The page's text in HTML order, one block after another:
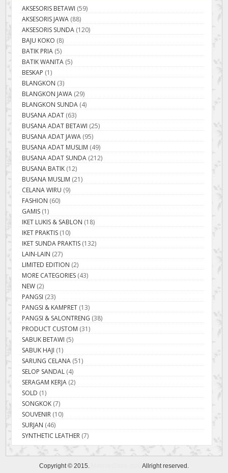
AKSESORIS BETAWI (59)
AKSESORIS JAWA (88)
AKSESORIS SUNDA (120)
BAJU KOKO (8)
BATIK PRIA (5)
BATIK WANITA (5)
BESKAP (1)
BLANGKON (3)
BLANGKON JAWA (29)
BLANGKON SUNDA (4)
BUSANA ADAT (63)
BUSANA ADAT BETAWI (25)
BUSANA ADAT JAWA (95)
BUSANA ADAT MUSLIM (49)
BUSANA ADAT SUNDA (212)
BUSANA BATIK (12)
BUSANA MUSLIM (21)
CELANA WIRU (9)
FASHION (60)
GAMIS (1)
IKET LUKIS & SABLON (18)
IKET PRAKTIS (10)
IKET SUNDA PRAKTIS (132)
LAIN-LAIN (27)
LIMITED EDITION (2)
MORE CATEGORIES (43)
NEW (2)
PANGSI (23)
PANGSI & KAMPRET (13)
PANGSI & SALONTRENG (38)
PRODUCT CUSTOM (31)
SABUK BETAWI (5)
SABUK HAJI (1)
SARUNG CELANA (51)
SELOP SANDAL (4)
SERAGAM KERJA (2)
SOLD (1)
SONGKOK (7)
SOUVENIR (10)
SURJAN (46)
SYNTHETIC LEATHER (7)
Copyright © 2015. Allright reserved.